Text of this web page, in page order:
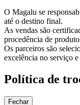
O Magalu se
até o destino final.
As vendas são
procedência de
Os parceiros são
excelência no serviço
Política de
Fechar